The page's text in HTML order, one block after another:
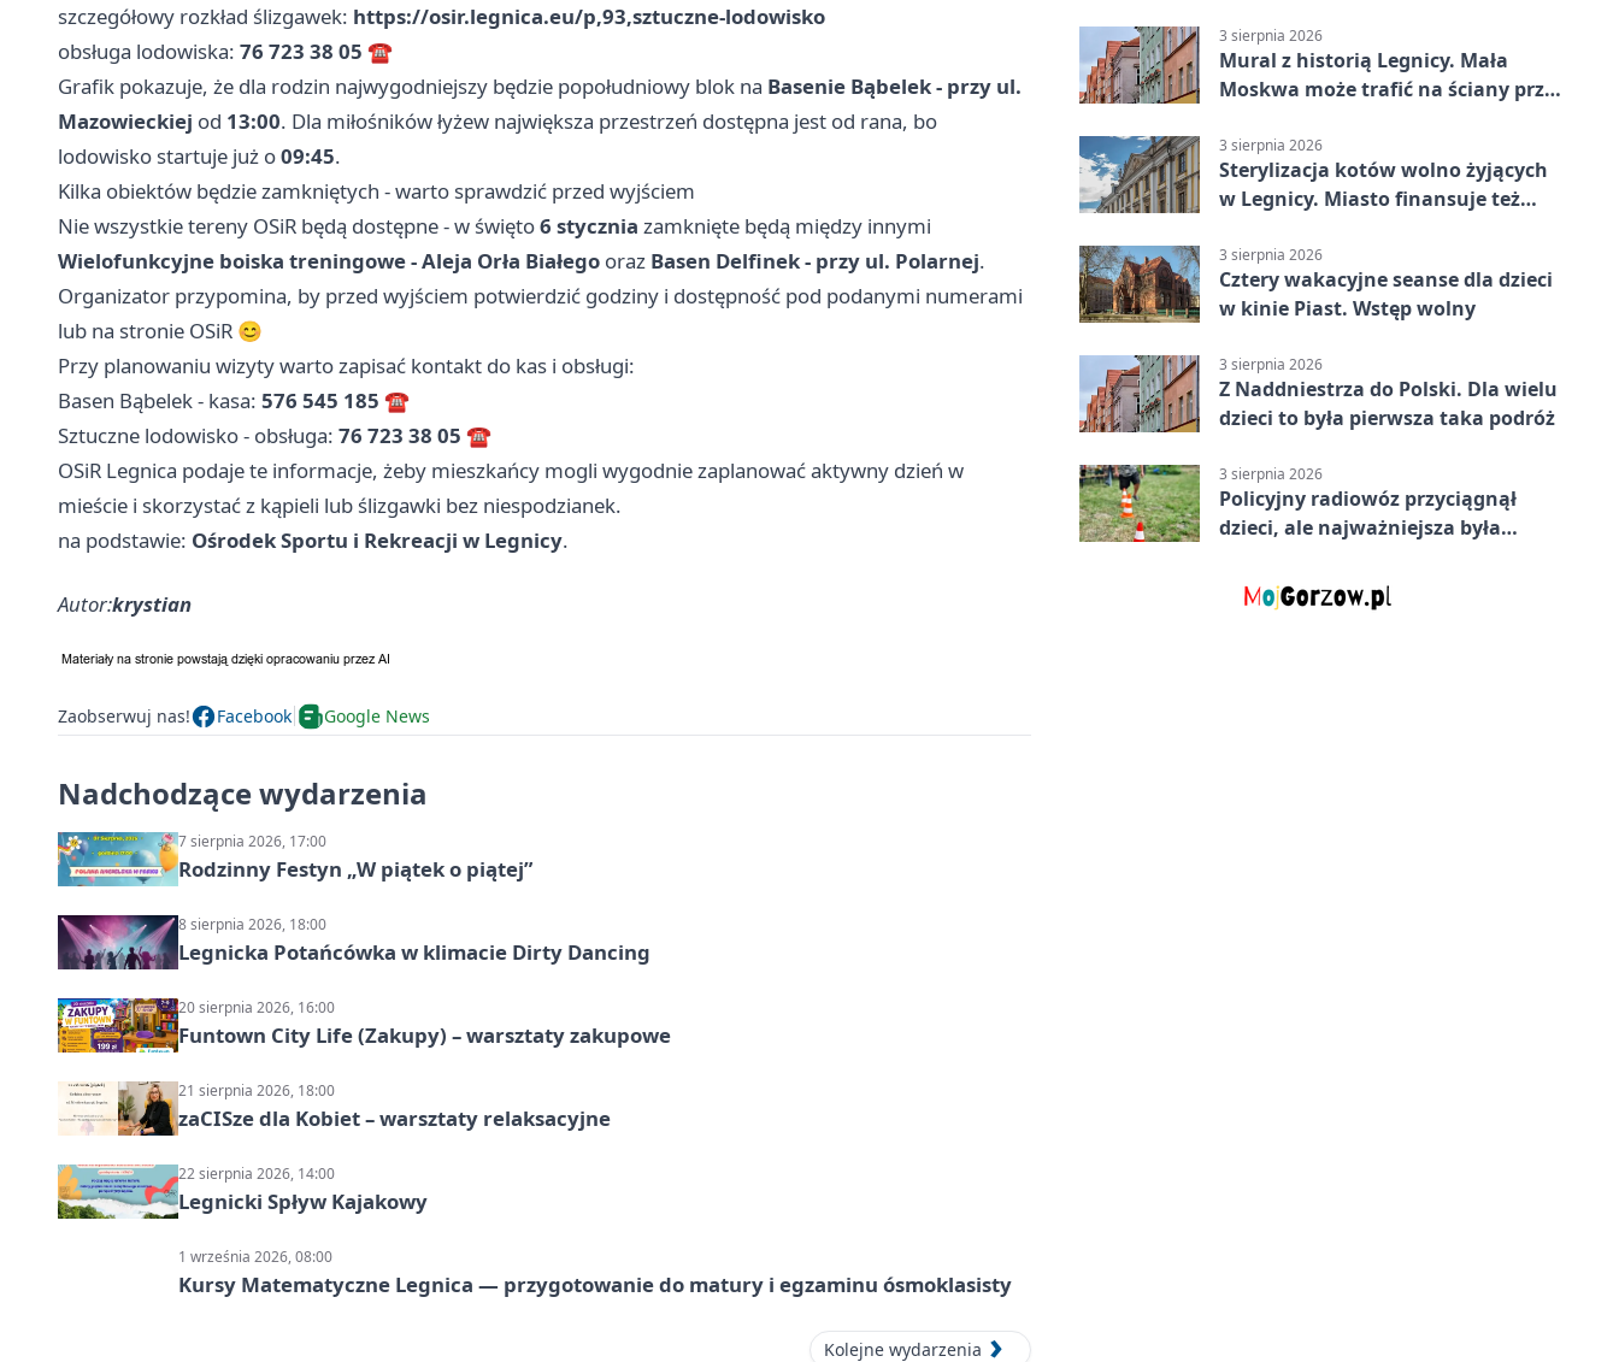
szczegółowy rozkład ślizgawek: https://osir.legnica.eu/p,93,sztuczne-lodowisko
obsługa lodowiska: 76 723 38 05 ☎️
Grafik pokazuje, że dla rodzin najwygodniejszy będzie popołudniowy blok na Basenie Bąbelek - przy ul.
Mazowieckiej od 13:00. Dla miłośników łyżew największa przestrzeń dostępna jest od rana, bo
lodowisko startuje już o09:45.
Kilka obiektów będzie zamkniętych - warto sprawdzić przed wyjściem
Nie wszystkie tereny OSiR będą dostępne - w święto6 stycznia zamknięte będą między innymi
Wielofunkcyjne boiska treningowe - Aleja Orła Białego oraz Basen Delfinek - przy ul. Polarnej.
Organizator przypomina, by przed wyjściem potwierdzić godziny i dostępność pod podanymi numerami
lub na stronie OSiR 😊
Przy planowaniu wizyty warto zapisać kontakt do kas i obsługi:
Basen Bąbelek - kasa: 576 545 185 ☎️
Sztuczne lodowisko - obsługa: 76 723 38 05 ☎️
OSiR Legnica podaje te informacje, żeby mieszkańcy mogli wygodnie zaplanować aktywny dzień w
mieście i skorzystać z kąpieli lub ślizgawki bez niespodzianek.
na podstawie: Ośrodek Sportu i Rekreacji w Legnicy.
Autor:krystian
Zaobserwuj nas! Facebook Google News
Nadchodzące wydarzenia
7 sierpnia 2026, 17:00
Rodzinny Festyn „W piątek o piątej”
8 sierpnia 2026, 18:00
Legnicka Potańcówka w klimacie Dirty Dancing
20 sierpnia 2026, 16:00
Funtown City Life (Zakupy) – warsztaty zakupowe
21 sierpnia 2026, 18:00
zaCISze dla Kobiet – warsztaty relaksacyjne
22 sierpnia 2026, 14:00
Legnicki Spływ Kajakowy
1 września 2026, 08:00
Kursy Matematyczne Legnica — przygotowanie do matury i egzaminu ósmoklasisty
Kolejne wydarzenia
3 sierpnia 2026
Mural z historią Legnicy. Mała
Moskwa może trafić na ściany przy
3 sierpnia 2026
Sterylizacja kotów wolno żyjących
w Legnicy. Miasto finansuje też
3 sierpnia 2026
Cztery wakacyjne seanse dla dzieci
w kinie Piast. Wstęp wolny
3 sierpnia 2026
Z Naddniestrza do Polski. Dla wielu
dzieci to była pierwsza taka podróż
3 sierpnia 2026
Policyjny radiowóz przyciągnął
dzieci, ale najważniejsza była